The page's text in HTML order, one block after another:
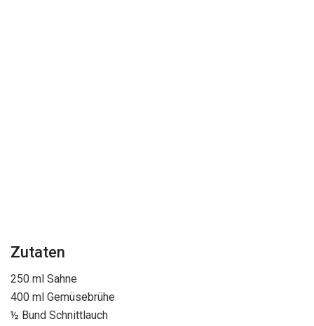
Zutaten
250 ml Sahne
400 ml Gemüsebrühe
½ Bund Schnittlauch